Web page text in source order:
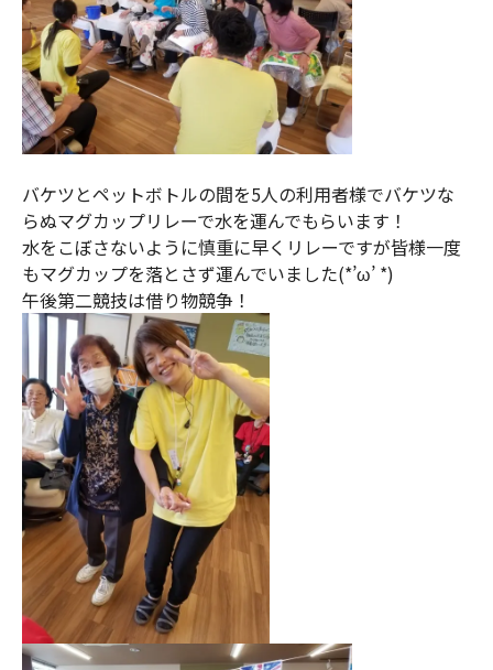
バケツとペットボトルの間を5人の利用者様でバケツな
らぬマグカップリレーで水を運んでもらいます！
水をこぼさないように慎重に早くリレーですが皆様一度
もマグカップを落とさず運んでいました(*’ω’ *)
午後第二競技は借り物競争！